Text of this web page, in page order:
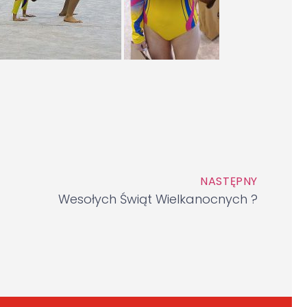
NASTĘPNY
Wesołych Świąt Wielkanocnych ?